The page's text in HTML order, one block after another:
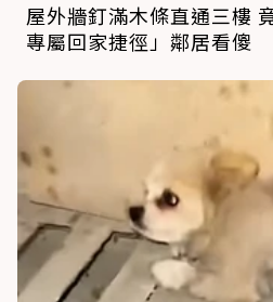
屋外牆釘滿木條直通三樓
專屬回家捷徑」鄰居看傻